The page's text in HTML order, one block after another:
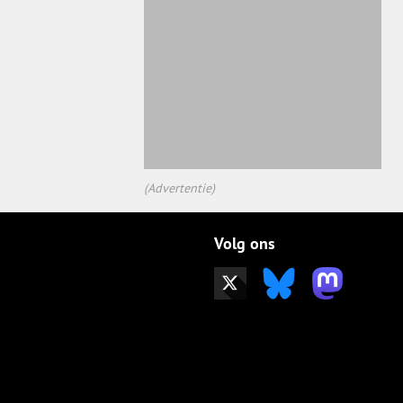
(Advertentie)
Volg ons